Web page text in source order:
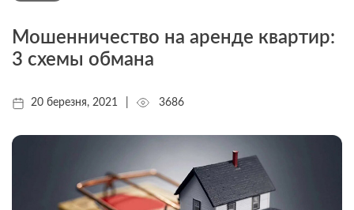
Мошенничество на аренде квартир:
3 схемы обмана
20 березня, 2021 3686